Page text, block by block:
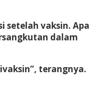
setelah vaksin. Apa
dalam
terangnya.